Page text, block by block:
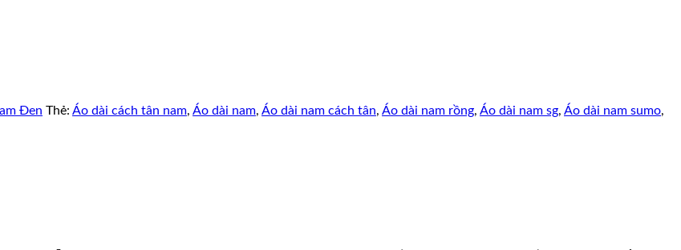
Đen Thẻ: Áo dài cách tân nam, Áo dài nam, Áo dài nam cách tân, Áo dài nam rồng, Áo dài nam sg, Áo dài nam sumo,